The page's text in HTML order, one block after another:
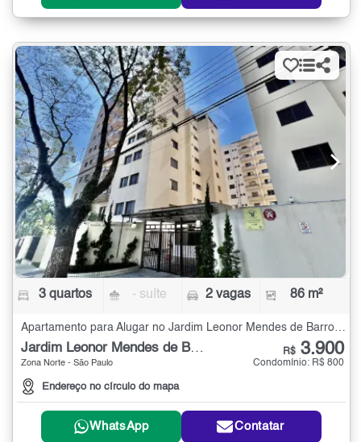
3 quartos - suíte 2 vagas 86 m²
Jardim Leonor Mendes de Barros
Zona Norte - São Paulo
Endereço no círculo do mapa
R$ 3.900
Condomínio: R$ 800
WhatsApp Contatar